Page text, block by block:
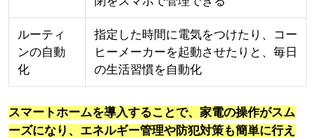
ルーティ
ンの自動
化
指定した時間に電気をつけたり、コー
ヒーメーカーを起動させたりと、毎日
の生活習慣を自動化
スマートホームを導入することで、家電の操作がスム
ーズになり、エネルギー管理や防犯対策も簡単に行え